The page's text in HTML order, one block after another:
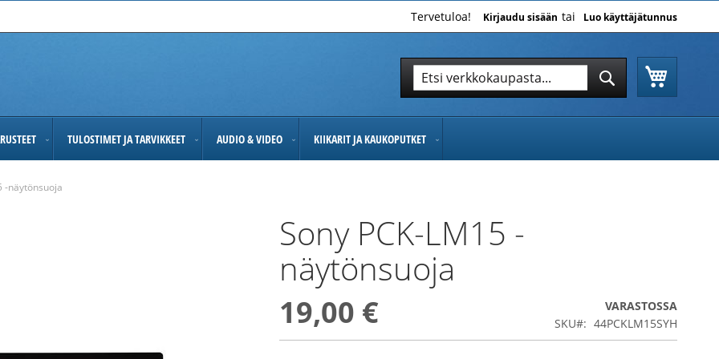
Tervetuloa! Kirjaudu sisään Luo käyttäjätunnus
Hae
TULOSTIMET JA TARVIKKEET AUDIO & VIDEO KIIKARIT JA KAUKOPUTKET
-näytönsuoja
Sony PCK-LM15 -
näytönsuoja
19,00 €
VARASTOSSA
SKU
44PCKLM15SYH